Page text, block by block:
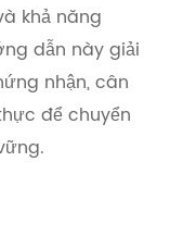
khả năng
dẫn này giải
nhận, cân
để chuyển